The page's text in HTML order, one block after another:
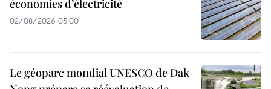
économies d’électricité
02/08/2026 05:00
Le géoparc mondial UNESCO de Dak